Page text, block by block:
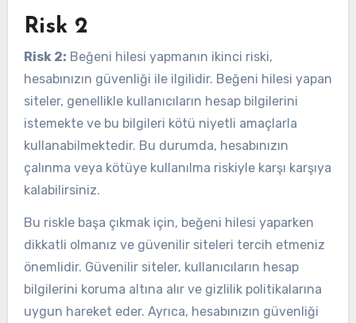
Risk 2
Risk 2: Beğeni hilesi yapmanın ikinci riski,
hesabınızın güvenliği ile ilgilidir. Beğeni hilesi yapan
siteler, genellikle kullanıcıların hesap bilgilerini
istemekte ve bu bilgileri kötü niyetli amaçlarla
kullanabilmektedir. Bu durumda, hesabınızın
çalınma veya kötüye kullanılma riskiyle karşı karşıya
kalabilirsiniz.
Bu riskle başa çıkmak için, beğeni hilesi yaparken
dikkatli olmanız ve güvenilir siteleri tercih etmeniz
önemlidir. Güvenilir siteler, kullanıcıların hesap
bilgilerini koruma altına alır ve gizlilik politikalarına
uygun hareket eder. Ayrıca, hesabınızın güvenliği